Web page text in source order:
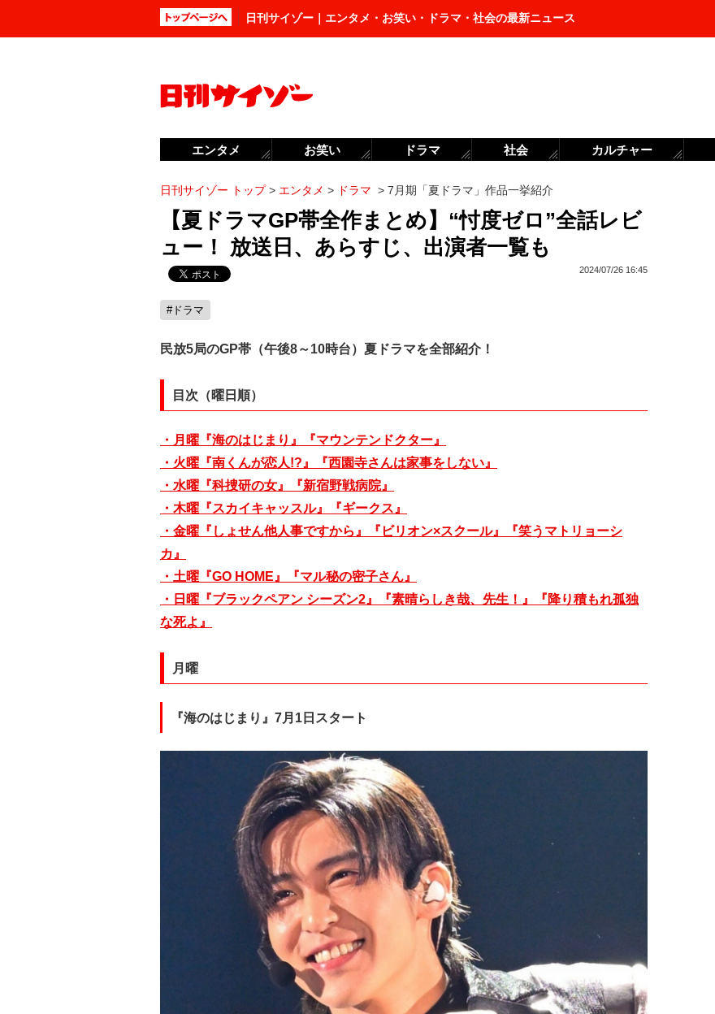
日刊サイゾー｜エンタメ・お笑い・ドラマ・社会の最新ニュース
日刊サイゾー トップ> エンタメ > ドラマ > 7月期「夏ドラマ」作品一挙紹介
【夏ドラマGP帯全作まとめ】“忖度ゼロ”全話レビ
ュー！ 放送日、あらすじ、出演者一覧も
2024/07/26 16:45
#ドラマ
民放5局のGP帯（午後8～10時台）夏ドラマを全部紹介！
目次（曜日順）
・月曜『海のはじまり』『マウンテンドクター』
・火曜『南くんが恋人!?』『西園寺さんは家事をしない』
・水曜『科捜研の女』『新宿野戦病院』
・木曜『スカイキャッスル』『ギークス』
・金曜『しょせん他人事ですから』『ビリオン×スクール』『笑うマトリョーシ
カ』
・土曜『GO HOME』『マル秘の密子さん』
・日曜『ブラックペアン シーズン2』『素晴らしき哉、先生！』『降り積もれ孤独
な死よ』
月曜
『海のはじまり』7月1日スタート
エンタメ お笑い ドラマ 社会 カルチャー